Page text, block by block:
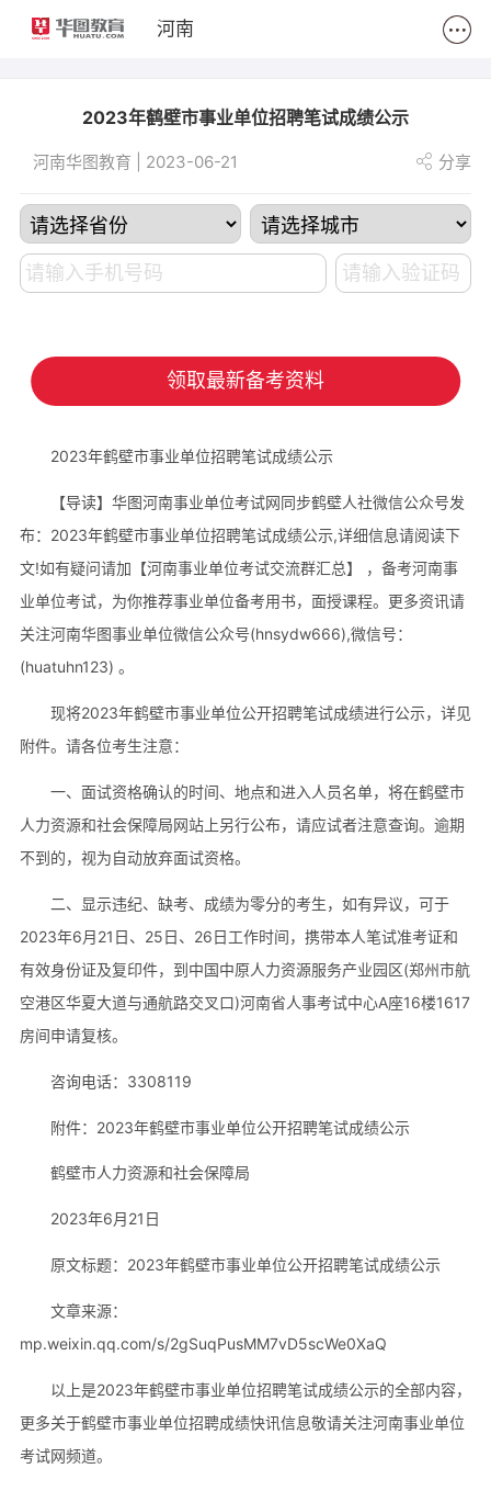
河南
2023年鹤壁市事业单位招聘笔试成绩公示
河南华图教育 | 2023-06-21 分享
领取最新备考资料
2023年鹤壁市事业单位招聘笔试成绩公示
【导读】华图河南事业单位考试网同步鹤壁人社微信公众号发
布：2023年鹤壁市事业单位招聘笔试成绩公示,详细信息请阅读下
文!如有疑问请加【河南事业单位考试交流群汇总】 ，备考河南事
业单位考试，为你推荐事业单位备考用书，面授课程。更多资讯请
关注河南华图事业单位微信公众号(hnsydw666),微信号：
(huatuhn123) 。
现将2023年鹤壁市事业单位公开招聘笔试成绩进行公示，详见
附件。请各位考生注意：
一、面试资格确认的时间、地点和进入人员名单，将在鹤壁市
人力资源和社会保障局网站上另行公布，请应试者注意查询。逾期
不到的，视为自动放弃面试资格。
二、显示违纪、缺考、成绩为零分的考生，如有异议，可于
2023年6月21日、25日、26日工作时间，携带本人笔试准考证和
有效身份证及复印件，到中国中原人力资源服务产业园区(郑州市航
空港区华夏大道与通航路交叉口)河南省人事考试中心A座16楼1617
房间申请复核。
咨询电话：3308119
附件：2023年鹤壁市事业单位公开招聘笔试成绩公示
鹤壁市人力资源和社会保障局
2023年6月21日
原文标题：2023年鹤壁市事业单位公开招聘笔试成绩公示
文章来源：
mp.weixin.qq.com/s/2gSuqPusMM7vD5scWe0XaQ
以上是2023年鹤壁市事业单位招聘笔试成绩公示的全部内容，
更多关于鹤壁市事业单位招聘成绩快讯信息敬请关注河南事业单位
考试网频道。